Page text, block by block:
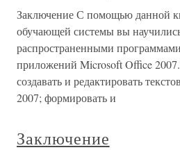
Заключение С помощью данной
обучающей системы вы
распространенными
приложений Microsoft Office
создавать и редактировать
2007; формировать и
Заключение